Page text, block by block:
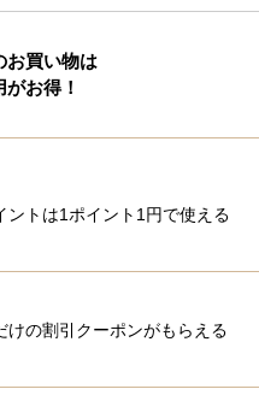
お買い物は
お得！
ントは1ポイント1円で使える
けの割引クーポンがもらえる